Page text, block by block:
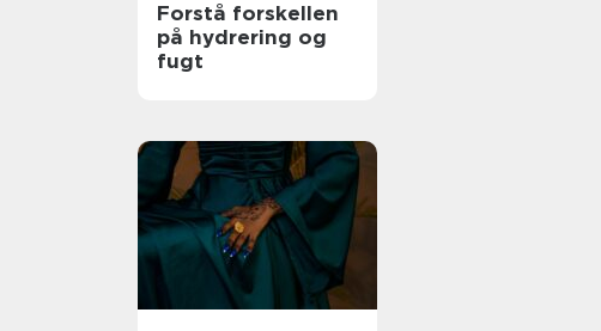
Forstå forskellen
på hydrering og
fugt